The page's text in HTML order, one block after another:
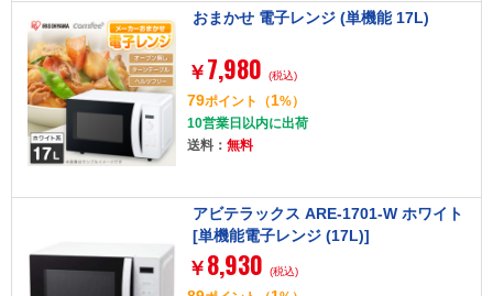
おまかせ 電子レンジ (単機能 17L)
￥ 7,980 (税込)
79ポイント （1%）
10営業日以内に出荷
送料： 無料
アビテラックス ARE-1701-W ホワイト
[単機能電子レンジ (17L)]
￥ 8,930 (税込)